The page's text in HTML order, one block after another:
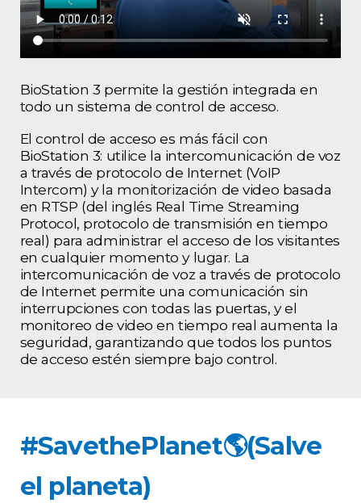
BioStation 3 permite la gestión integrada en
todo un sistema de control de acceso.
El control de acceso es más fácil con
BioStation 3: utilice la intercomunicación de voz
a través de protocolo de Internet (VoIP
Intercom) y la monitorización de video basada
en RTSP (del inglés Real Time Streaming
Protocol, protocolo de transmisión en tiempo
real) para administrar el acceso de los visitantes
en cualquier momento y lugar. La
intercomunicación de voz a través de protocolo
de Internet permite una comunicación sin
interrupciones con todas las puertas, y el
monitoreo de video en tiempo real aumenta la
seguridad, garantizando que todos los puntos
de acceso estén siempre bajo control.
#SavethePlanet🌎(Salve
el planeta)